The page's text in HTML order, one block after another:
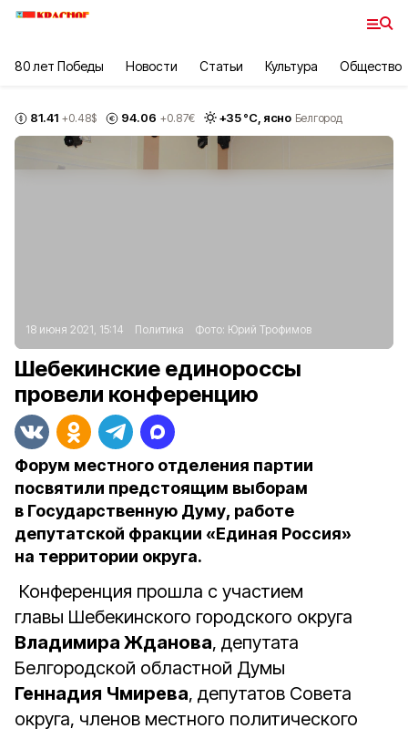
80 лет Победы Новости Статьи Культура Общество
81.41 +0.48$ 94.06 +0.87€ +35°С, ясно Белгород
18 июня 2021, 15:14 Политика Фото: Юрий Трофимов
Шебекинские единороссы
провели конференцию
Форум местного отделения партии
посвятили предстоящим выборам
в Государственную Думу, работе
депутатской фракции «Единая Россия»
на территории округа.
Конференция прошла с участием
главы Шебекинского городского округа
Владимира Жданова, депутата
Белгородской областной Думы
Геннадия Чмирева, депутатов Совета
округа, членов местного политического